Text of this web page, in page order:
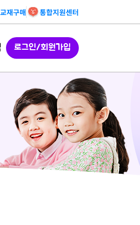
재구매 통합지원센터
로그인/회원가입